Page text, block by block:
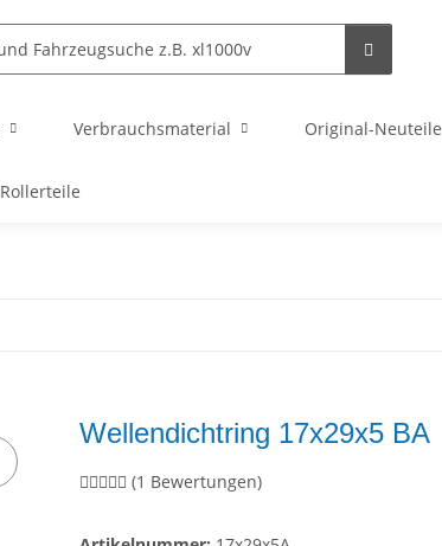
Verbrauchsmaterial Original-Neuteile
Rollerteile
Wellendichtring 17x29x5 BA
(1 Bewertungen)